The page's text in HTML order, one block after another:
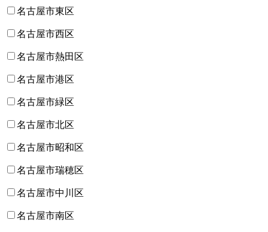
名古屋市東区
名古屋市西区
名古屋市熱田区
名古屋市港区
名古屋市緑区
名古屋市北区
名古屋市昭和区
名古屋市瑞穂区
名古屋市中川区
名古屋市南区